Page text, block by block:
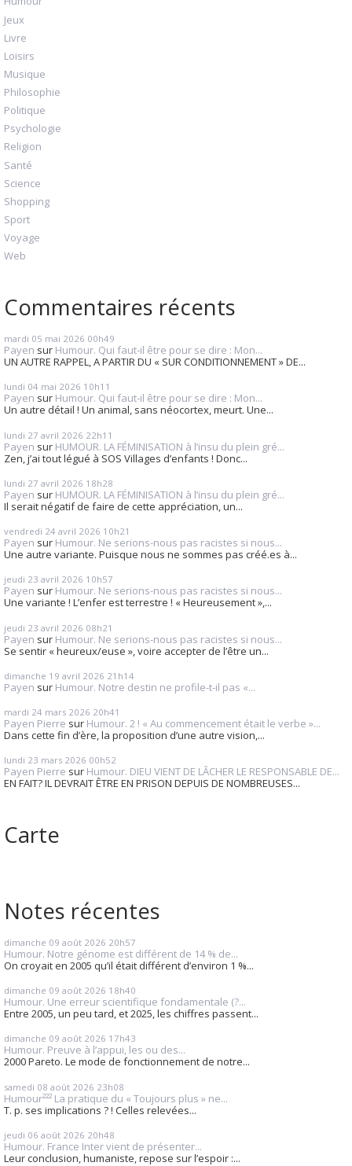
Jeux
Livre
Loisirs
Musique
Philosophie
Politique
Psychologie
Religion
Santé
Science
Shopping
Sport
Voyage
Web
Commentaires récents
mardi 05 mai 2026 00h49
Payen sur Humour. Qui faut-il être pour se dire : Mon...
UN AUTRE RAPPEL, A PARTIR DU « SUR CONDITIONNEMENT » DE...
lundi 04 mai 2026 10h11
Payen sur Humour. Qui faut-il être pour se dire : Mon...
Un autre détail ! Un animal, sans néocortex, meurt. Une...
lundi 27 avril 2026 22h11
Payen sur HUMOUR. LA FÉMINISATION à l’insu du plein gré...
Zen, j’ai tout légué à SOS Villages d’enfants ! Donc...
lundi 27 avril 2026 18h28
Payen sur HUMOUR. LA FÉMINISATION à l’insu du plein gré...
Il serait négatif de faire de cette appréciation, un...
vendredi 24 avril 2026 10h21
Payen sur Humour. Ne serions-nous pas racistes si nous...
Une autre variante. Puisque nous ne sommes pas créé.es à...
jeudi 23 avril 2026 10h57
Payen sur Humour. Ne serions-nous pas racistes si nous...
Une variante ! L’enfer est terrestre ! « Heureusement »,...
jeudi 23 avril 2026 08h21
Payen sur Humour. Ne serions-nous pas racistes si nous...
Se sentir « heureux/euse », voire accepter de l’être un...
dimanche 19 avril 2026 21h14
Payen sur Humour. Notre destin ne profile-t-il pas «...
mardi 24 mars 2026 20h41
Payen Pierre sur Humour. 2 ! « Au commencement était le verbe »...
Dans cette fin d’ère, la proposition d’une autre vision,...
lundi 23 mars 2026 00h52
Payen Pierre sur Humour. DIEU VIENT DE LÂCHER LE RESPONSABLE DE...
EN FAIT? IL DEVRAIT ÊTRE EN PRISON DEPUIS DE NOMBREUSES...
Carte
Notes récentes
dimanche 09 août 2026 20h57
Humour. Notre génome est différent de 14 % de...
On croyait en 2005 qu’il était différent d’environ 1 %...
dimanche 09 août 2026 18h40
Humour. Une erreur scientifique fondamentale (?...
Entre 2005, un peu tard, et 2025, les chiffres passent...
dimanche 09 août 2026 17h43
Humour. Preuve à l’appui, les ou des...
2000 Pareto. Le mode de fonctionnement de notre...
samedi 08 août 2026 23h08
Humour²²² La pratique du « Toujours plus » ne...
T. p. ses implications ? ! Celles relevées...
jeudi 06 août 2026 20h48
Humour. France Inter vient de présenter...
Leur conclusion, humaniste, repose sur l’espoir :...